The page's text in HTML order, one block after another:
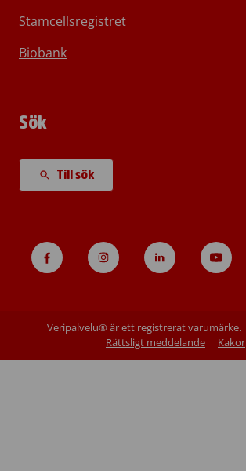
Stamcellsregistret
Biobank
Sök
Till sök
Veripalvelu® är ett registrerat varumärke.
Rättsligt meddelande
Kakor